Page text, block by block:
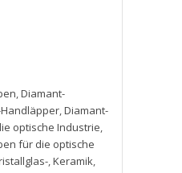
,Diamant-
,Diamant-
optische Industrie,
für die optische
,Keramik,